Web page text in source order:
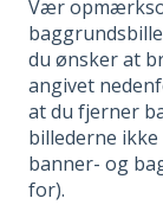
Vær
du ønsker at
angivet
at du fjerner
billederne
banner- og
for).